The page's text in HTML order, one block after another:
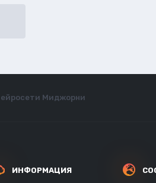
Миджорни
ИНФОРМАЦИЯ